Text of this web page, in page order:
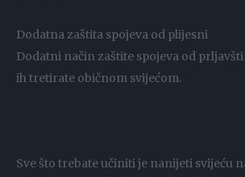
Dodatna zaštita spojeva od plijesni
Dodatni način zaštite spojeva od
ih tretirate običnom svijećom.
Sve što trebate učiniti je nanijeti svijeću